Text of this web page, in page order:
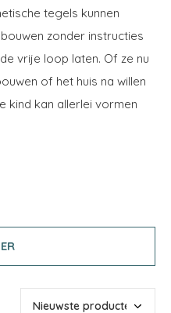
tegels kunnen
zonder instructies
vrije loop laten. Of ze nu
of het huis na willen
kind kan allerlei vormen